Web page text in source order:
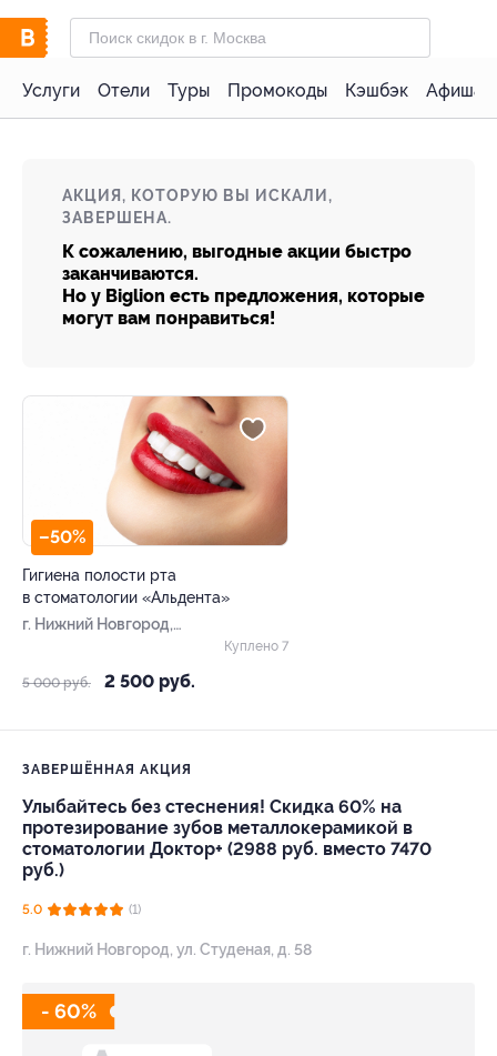
Услуги Отели Туры Промокоды Кэшбэк Афиша
АКЦИЯ, КОТОРУЮ ВЫ ИСКАЛИ,
ЗАВЕРШЕНА.
К сожалению, выгодные акции быстро
заканчиваются.
Но у Biglion есть предложения, которые
могут вам понравиться!
–50%
Гигиена полости рта
в стоматологии «Альдента»
г. Нижний Новгород,
5 000 руб. 2 500 руб.
Куплено 7
ЗАВЕРШЁННАЯ АКЦИЯ
Улыбайтесь без стеснения! Скидка 60% на
протезирование зубов металлокерамикой в
стоматологии Доктор+ (2988 руб. вместо 7470
руб.)
5.0 (1)
г. Нижний Новгород, ул. Студеная, д. 58
- 60%